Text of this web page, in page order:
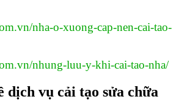
nha-o-xuong-cap-nen-cai-tao-
nhung-luu-y-khi-cai-tao-nha/
dịch vụ cải tạo sửa chữa